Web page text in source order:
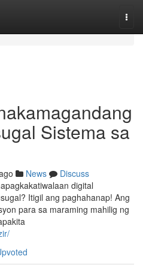
Sistema sa
News
Discuss
digital
Itigil ang paghahanap! Ang
para sa maraming mahilig ng